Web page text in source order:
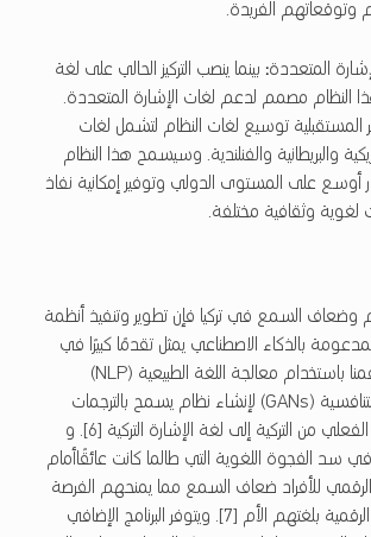
وتوقعاتهم الفريدة.
المتعددة: بينما ينصب التركيز الحالي على لغة
هذا النظام مصمم لدعم لغات الإشارة المتعددة.
المستقبلية توسيع لغات النظام لتشمل لغات
والبريطانية والفنلندية. وسيسمح هذا النظام
أوسع على المستوى الدولي وتوفير إمكانية نفاذ
لغوية وثقافية مختلفة.
وضعاف السمع في تركيا فإن تطوير وتنفيذ أنظمة
بالذكاء الاصطناعي يمثل تقدمًا كبيرًا في
إمكانية النفاذ. وقد قمنا باستخدام معالجة اللغة الطبيعية (NLP)
والشبكات التوليدية التنافسية (GANs) لإنشاء نظام يسمح بالترجمات
الدقيقة في الوقت الفعلي من التركية إلى لغة الإشارة التركية [6]. و
سد الفجوة اللغوية التي طالما كانت عائقًاأمام
الرقمي للأفراد ضعاف السمع مما يمنحهم الفرصة
للتفاعل مع المنصات الرقمية بلغتهم الأم [7]. ويتوفر البرنامج الإضافي